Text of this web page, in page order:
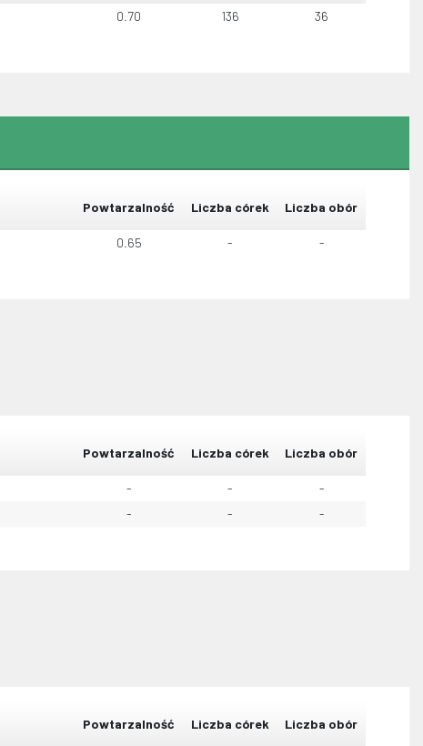
0.70 136 36
Powtarzalność Liczba córek Liczba obór
0.65 - -
Powtarzalność Liczba córek Liczba obór
- - -
- - -
Powtarzalność Liczba córek Liczba obór